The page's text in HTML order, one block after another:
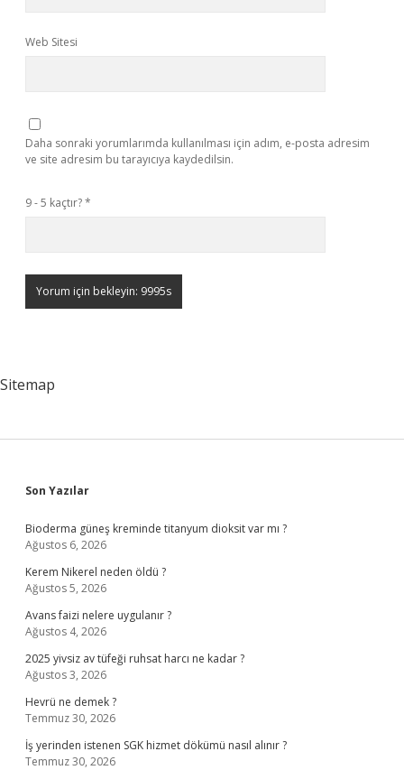
Web Sitesi
Daha sonraki yorumlarımda kullanılması için adım, e-posta adresim
ve site adresim bu tarayıcıya kaydedilsin.
9 - 5 kaçtır?*
Sitemap
Sidebar
Son Yazılar
Bioderma güneş kreminde titanyum dioksit var mı ?
Ağustos 6, 2026
Kerem Nikerel neden öldü ?
Ağustos 5, 2026
Avans faizi nelere uygulanır ?
Ağustos 4, 2026
2025 yivsiz av tüfeği ruhsat harcı ne kadar ?
Ağustos 3, 2026
Hevrü ne demek ?
Temmuz 30, 2026
İş yerinden istenen SGK hizmet dökümü nasıl alınır ?
Temmuz 30, 2026